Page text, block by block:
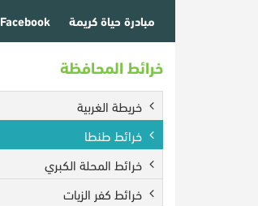
مبادرة حياة كريمة Facebook
خرائط المحافظة
خريطة الغربية
خرائط طنطا
خرائط المحلة الكبري
خرائط كفر الزيات